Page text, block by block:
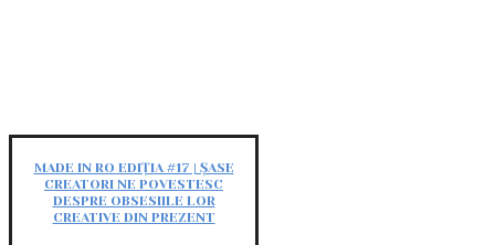
MADE IN RO EDIȚIA #17 | ȘASE
CREATORI NE POVESTESC
DESPRE OBSESIILE LOR
CREATIVE DIN PREZENT